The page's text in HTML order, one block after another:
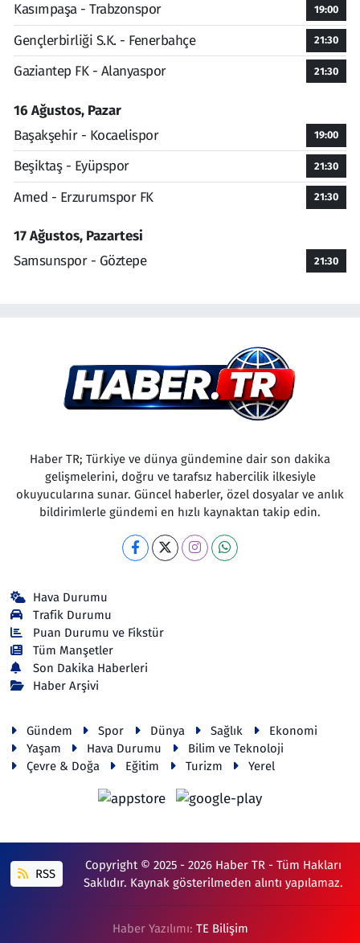
Kasımpaşa - Trabzonspor 19:00
Gençlerbirliği S.K. - Fenerbahçe 21:30
Gaziantep FK - Alanyaspor 21:30
16 Ağustos, Pazar
Başakşehir - Kocaelispor
19:00
Beşiktaş - Eyüpspor 21:30
Amed - Erzurumspor FK 21:30
17 Ağustos, Pazartesi
Samsunspor - Göztepe
21:30
Haber TR; Türkiye ve dünya gündemine dair son dakika
gelişmelerini, doğru ve tarafsız habercilik ilkesiyle
okuyucularına sunar. Güncel haberler, özel dosyalar ve anlık
bildirimlerle gündemi en hızlı kaynaktan takip edin.
Hava Durumu
Trafik Durumu
Puan Durumu ve Fikstür
Tüm Manşetler
Son Dakika Haberleri
Haber Arşivi
Gündem Spor Dünya Sağlık
Ekonomi
Yaşam
Hava Durumu
Bilim ve Teknoloji
Çevre & Doğa
Eğitim Turizm Yerel
RSS
Copyright © 2025 - 2026 Haber TR - Tüm Hakları
Saklıdır. Kaynak gösterilmeden alıntı yapılamaz.
Haber Yazılımı: TE Bilişim